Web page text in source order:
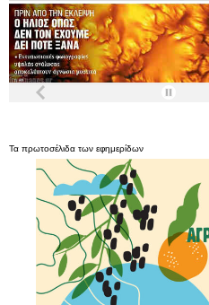
Τα πρωτοσέλιδα των εφημερίδων